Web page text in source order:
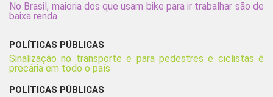
No Brasil, maioria dos que usam bike para ir trabalhar são de
baixa renda
POLÍTICAS PÚBLICAS
Sinalização no transporte e para pedestres e ciclistas é
precária em todo o país
POLÍTICAS PÚBLICAS